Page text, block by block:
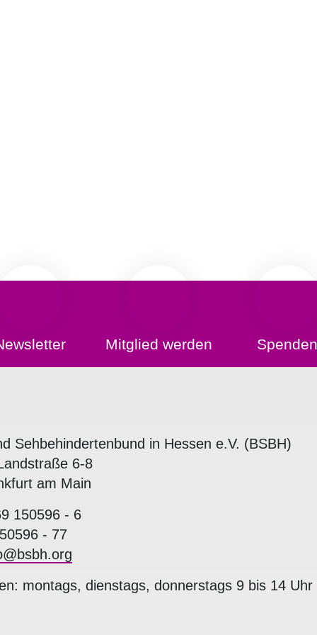
Mitglied werden Spenden
Sehbehindertenbund in Hessen e.V. (BSBH)
6-8
am Main
150596 - 6
- 77
montags, dienstags, donnerstags 9 bis 14 Uhr